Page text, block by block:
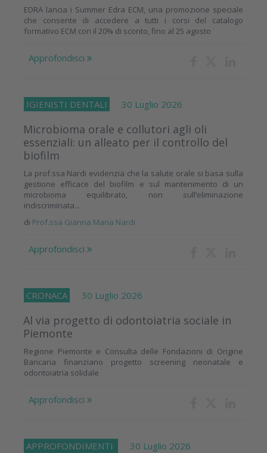
EDRA lancia i Summer Edra ECM, una promozione speciale
che consente di accedere a tutti i corsi del catalogo
formativo ECM con il 20% di sconto, fino al 25 agosto
Approfondisci
IGIENISTI DENTALI 30 Luglio 2026
Microbioma orale e collutori agli oli
essenziali: un alleato per il controllo del
biofilm
La prof.ssa Nardi evidenzia che la salute orale si basa sulla
gestione efficace del biofilm e sul mantenimento di un
microbioma equilibrato, non sull’eliminazione
indiscriminata...
di Prof.ssa Gianna Maria Nardi
Approfondisci
CRONACA 30 Luglio 2026
Al via progetto di odontoiatria sociale in
Piemonte
Regione Piemonte e Consulta delle Fondazioni di Origine
Bancaria finanziano progetto screening neonatale e
odontoiatria solidale
Approfondisci
APPROFONDIMENTI 30 Luglio 2026